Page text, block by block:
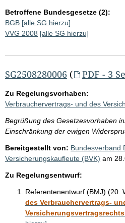
Betroffene Bundesgesetze (2):
BGB [alle SG hierzu]
VVG 2008 [alle SG hierzu]
SG2508280006 ( PDF - 3
Zu Regelungsvorhaben:
Verbrauchervertrags- und des
Begrüßung des Gesetzesvorhaben
Einschränkung der ewigen
Bereitgestellt von: Bundesverband
Versicherungskaufleute (BVK) am
Zu Regelungsentwurf:
Referentenentwurf (BMJ) (20.
des Verbrauchervertrags-
Versicherungsvertragsrechts